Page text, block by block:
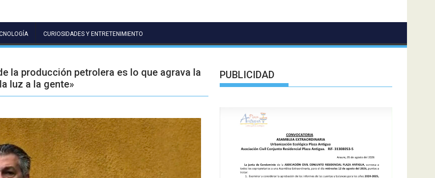
CURIOSIDADES Y ENTRETENIMIENTO
la producción petrolera es lo que agrava la
luz a la gente»
PUBLICIDAD